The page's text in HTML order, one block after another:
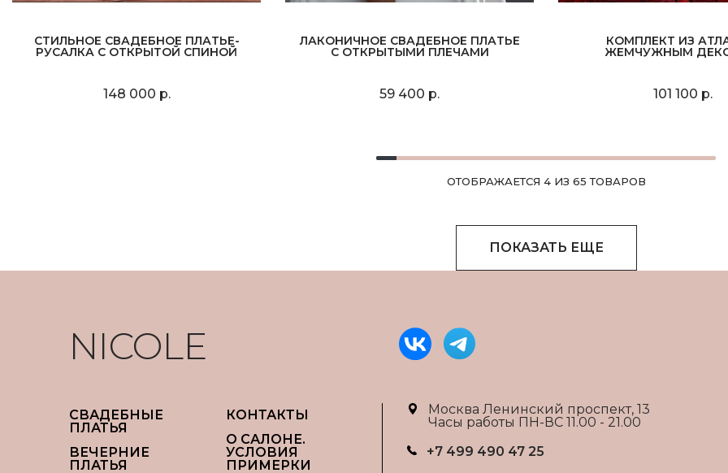
СТИЛЬНОЕ СВАДЕБНОЕ ПЛАТЬЕ-
РУСАЛКА С ОТКРЫТОЙ СПИНОЙ
148 000 р.
ЛАКОНИЧНОЕ СВАДЕБНОЕ ПЛАТЬЕ
С ОТКРЫТЫМИ ПЛЕЧАМИ
59 400 р.
КОМПЛЕКТ ИЗ
ЖЕМЧУЖНЫМ
101 100 р.
ОТОБРАЖАЕТСЯ 4 ИЗ 65 ТОВАРОВ
ПОКАЗАТЬ ЕЩЕ
NICOLE
СВАДЕБНЫЕ
ПЛАТЬЯ
ВЕЧЕРНИЕ
ПЛАТЬЯ
КОНТАКТЫ
О САЛОНЕ.
УСЛОВИЯ
ПРИМЕРКИ
Москва Ленинский проспект, 13
Часы работы ПН-ВС 11.00 - 21.00
+7 499 490 47 25